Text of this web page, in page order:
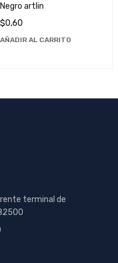
Negro artlin
$0,60
AÑADIR AL CARRITO
terminal de